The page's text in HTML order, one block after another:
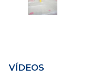
VÍDEOS